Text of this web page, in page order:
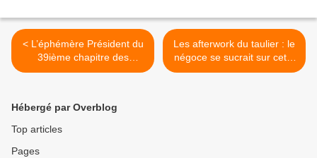
< L’éphémère Président du
39ième chapitre des
Vendredis du Vin est un roi
Les afterwork du taulier : le
négoce se sucrait sur cette
misère. Les fraudeurs
Hébergé par Overblog
Top articles
Pages